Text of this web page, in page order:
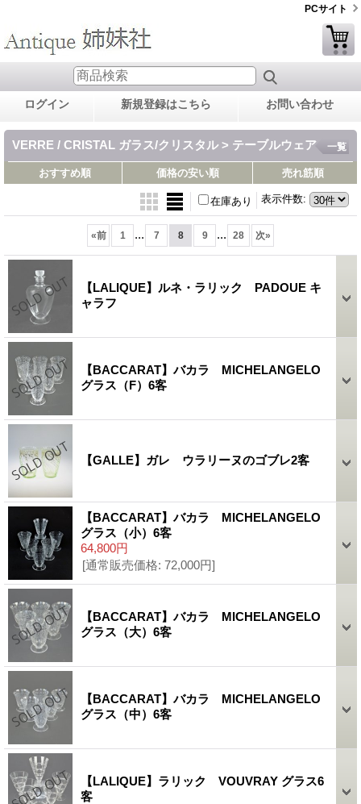
PCサイト
ログイン 新規登録はこちら お問い合わせ
VERRE / CRISTAL ガラス/クリスタル > テーブルウェア 一覧
おすすめ順 価格の安い順 売れ筋順
表示件数:
在庫あり
«前 1 ... 7 8 9 ... 28 次»
【LALIQUE】ルネ・ラリック PADOUE キ
ャラフ
【BACCARAT】バカラ MICHELANGELO
グラス（F）6客
【GALLE】ガレ ウラリーヌのゴブレ2客
【BACCARAT】バカラ MICHELANGELO
グラス（小）6客
64,800円
[通常販売価格: 72,000円]
【BACCARAT】バカラ MICHELANGELO
グラス（大）6客
【BACCARAT】バカラ MICHELANGELO
グラス（中）6客
【LALIQUE】ラリック VOUVRAY グラス6
客